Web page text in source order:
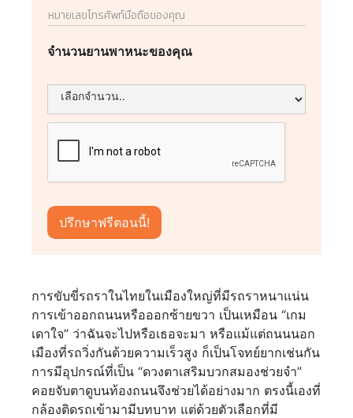
จำนวนยานพาหนะของคุณ
การขับขี่รถราในไทยในเมืองใหญ่ที่มีรถราหนาแน่น
การเข้าออกถนนหรือออกซ้ายขวา เป็นเหมือน “เกม
เดาใจ” ว่าฉันจะไปหรือเธอจะมา หรือแม้แต่ถนนนอก
เมืองที่รถวิ่งกันด้วยความเร็วสูง ก็เป็นโจทย์ยากเช่นกัน
การมีอุปกรณ์ที่เป็น “ดวงตาเสริมบวกสมองช่วยจำ”
คอยจับตาดูบนท้องถนนจึงช่วยได้อย่างมาก ตรงนี้เองที่
กล้องติดรถเข้ามามีบทบาท แต่ด้วยตัวเลือกที่มี